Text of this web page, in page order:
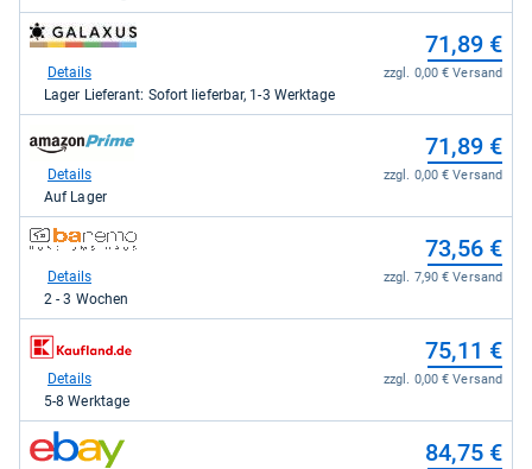
kaufen.
zum
Shop:
galaxus
kaufen.
71,89 €
zzgl. 0,00 € Versand
Details
Lager Lieferant: Sofort lieferbar, 1-3 Werktage
zum
Shop:
Amazon.de
71,89
kaufen.
71,89 €
zzgl. 0,00 € Versand
Details
Auf Lager
zum
Shop:
banemo.de
kaufen.
73,56 €
zzgl. 7,90 € Versand
Details
2 - 3 Wochen
zum
Shop:
Kaufland
75,11
kaufen.
75,11 €
zzgl. 0,00 € Versand
Details
5-8 Werktage
zum
Shop:
84,75 €